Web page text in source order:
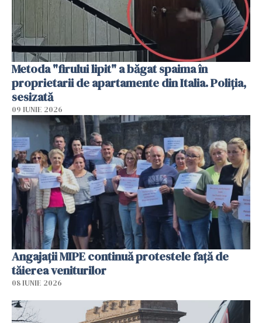
Metoda "firului lipit" a băgat spaima în
proprietarii de apartamente din Italia. Poliția,
sesizată
09 IUNIE 2026
Angajaţii MIPE continuă protestele faţă de
tăierea veniturilor
08 IUNIE 2026